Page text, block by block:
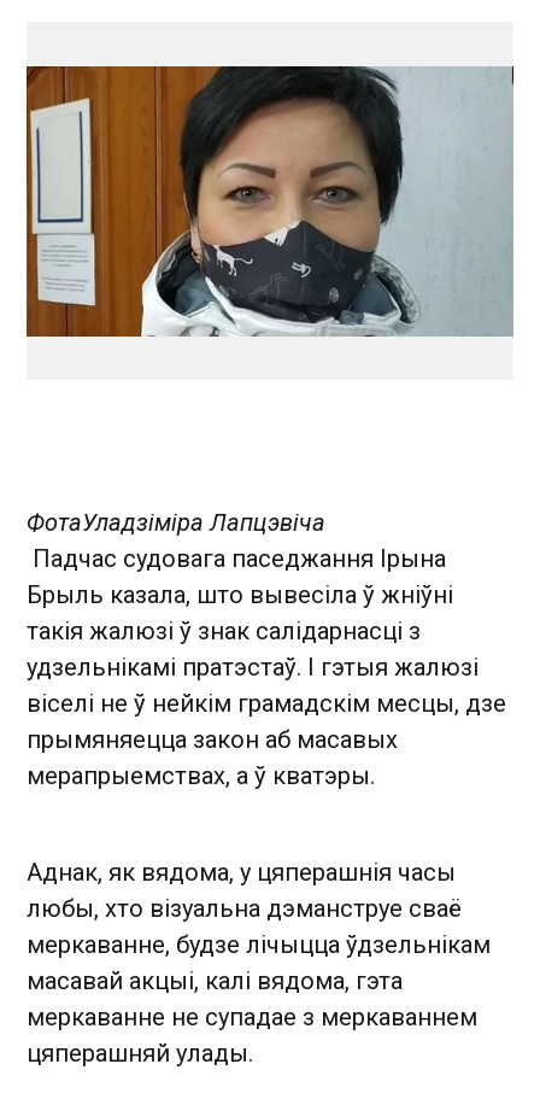
ФотаУладзіміра Лапцэвіча
Падчас судовага паседжання Ірына
Брыль казала, што вывесіла ў жніўні
такія жалюзі ў знак салідарнасці з
удзельнікамі пратэстаў. І гэтыя жалюзі
віселі не ў нейкім грамадскім месцы, дзе
прымяняецца закон аб масавых
мерапрыемствах, а ў кватэры.
Аднак, як вядома, у цяперашнія часы
любы, хто візуальна дэманструе сваё
меркаванне, будзе лічыцца ўдзельнікам
масавай акцыі, калі вядома, гэта
меркаванне не супадае з меркаваннем
цяперашняй улады.